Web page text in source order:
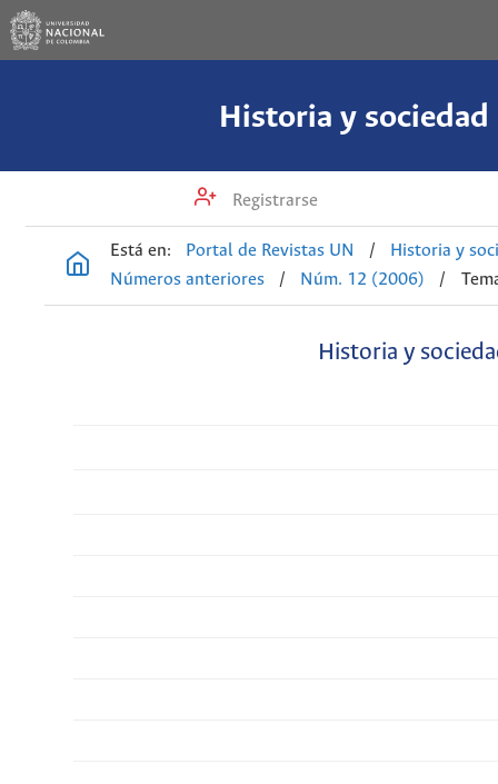
Historia y sociedad
Registrarse
Está en: Portal de Revistas UN /
Historia y
Números anteriores
/ Núm. 12 (2006) /
Historia y